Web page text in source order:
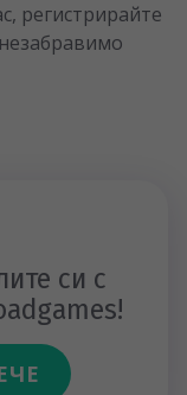
регистрирайте
си с